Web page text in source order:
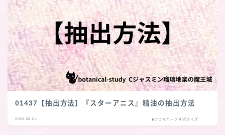
01437【抽出方法】『スターアニス』精油の抽出方法
2026.08.04 ■アロマハーブ４択クイズ